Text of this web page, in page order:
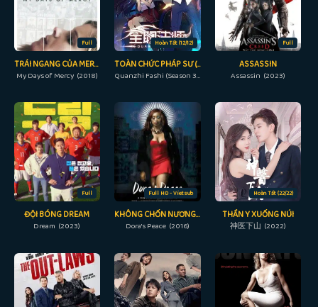
Full
TRÁI NGANG CỦA MERCY
My Days of Mercy (2018)
Hoàn Tất (12/12)
TOÀN CHỨC PHÁP SƯ (PHẦN 3)
Quanzhi Fashi (Season 3) (2018)
Full
ASSASSIN
Assassin (2023)
Full
ĐỘI BÓNG DREAM
Dream (2023)
Full HD - Vietsub
KHÔNG CHỐN NƯƠNG THÂN
Dora's Peace (2016)
Hoàn Tất (22/22)
THẦN Y XUỐNG NÚI
神医下山 (2022)